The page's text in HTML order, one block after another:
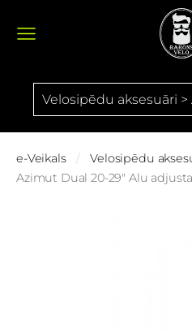
Velosipēdu aksesuāri
e-Veikals Velosipēdu
Azimut Dual 20-29" Alu